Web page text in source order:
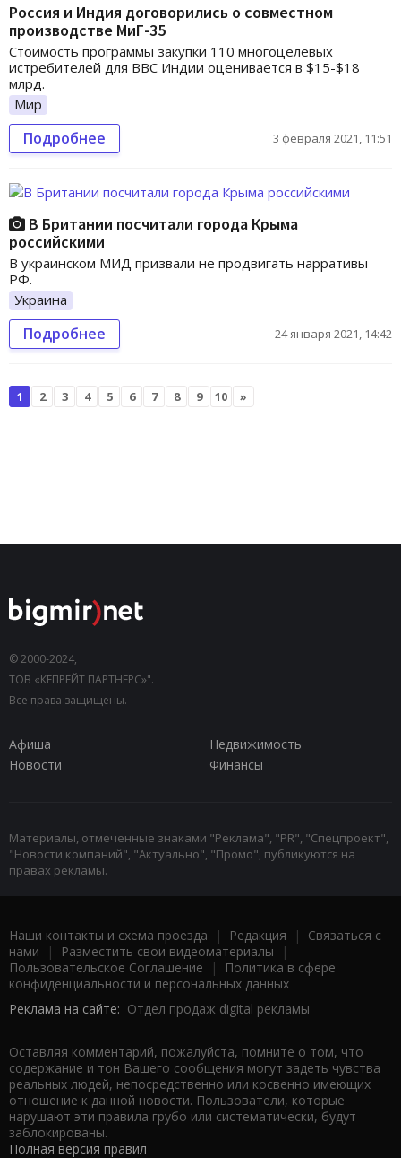
Россия и Индия договорились о совместном
производстве МиГ-35
Стоимость программы закупки 110 многоцелевых
истребителей для ВВС Индии оценивается в $15-$18
млрд.
Мир
Подробнее 3 февраля 2021, 11:51
В Британии посчитали города Крыма
российскими
В украинском МИД призвали не продвигать нарративы
РФ.
Украина
Подробнее 24 января 2021, 14:42
1 2 3 4 5 6 7 8 9 10 »
© 2000-2024,
ТОВ «КЕПРЕЙТ ПАРТНЕРС»".
Все права защищены.
Афиша
Недвижимость
Новости
Финансы
Материалы, отмеченные знаками "Реклама", "PR", "Спецпроект",
"Новости компаний", "Актуально", "Промо", публикуются на
правах рекламы.
Наши контакты и схема проезда | Редакция | Связаться с
нами | Разместить свои видеоматериалы |
Пользовательское Соглашение |
Политика в сфере
конфиденциальности и персональных данных
Реклама на сайте: Отдел продаж digital рекламы
Оставляя комментарий, пожалуйста, помните о том, что
содержание и тон Вашего сообщения могут задеть чувства
реальных людей, непосредственно или косвенно имеющих
отношение к данной новости. Пользователи, которые
нарушают эти правила грубо или систематически, будут
заблокированы.
Полная версия правил